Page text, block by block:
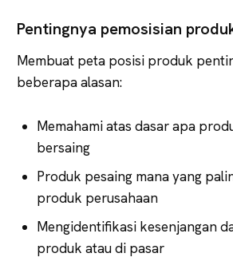
Pentingnya pemosisian
Membuat peta posisi produk
beberapa alasan:
Memahami atas dasar apa
bersaing
Produk pesaing mana yang
produk perusahaan
Mengidentifikasi kesenjangan
produk atau di pasar